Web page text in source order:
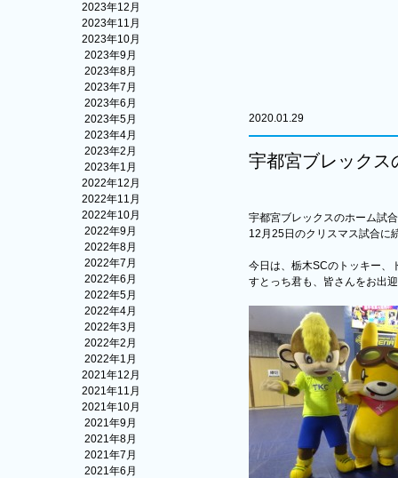
2023年12月
2023年11月
2023年10月
2023年9月
2023年8月
2023年7月
2023年6月
2023年5月
2023年4月
2023年2月
2023年1月
2022年12月
2022年11月
2022年10月
2022年9月
2022年8月
2022年7月
2022年6月
2022年5月
2022年4月
2022年3月
2022年2月
2022年1月
2021年12月
2021年11月
2021年10月
2021年9月
2021年8月
2021年7月
2021年6月
2020.01.29
宇都宮ブレックス
宇都宮ブレックスのホーム試
12月25日のクリスマス試合に
今日は、栃木SCのトッキー、
すとっち君も、皆さんをお出